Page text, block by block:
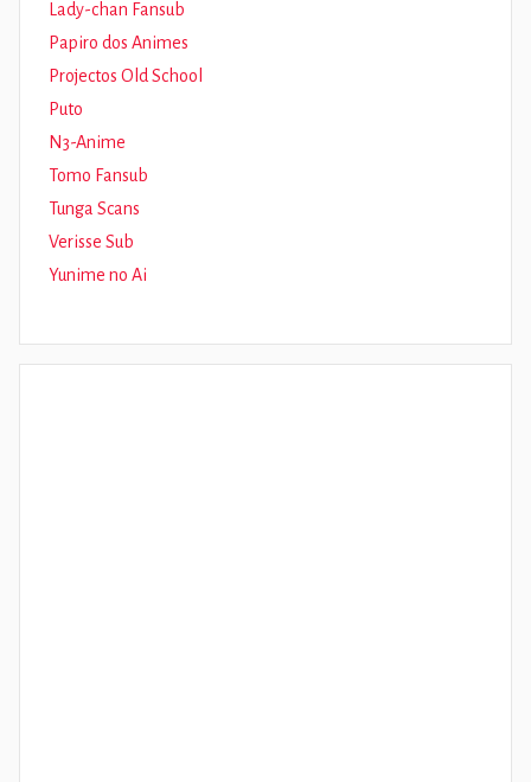
Lady-chan Fansub
Papiro dos Animes
Projectos Old School
Puto
N3-Anime
Tomo Fansub
Tunga Scans
Verisse Sub
Yunime no Ai